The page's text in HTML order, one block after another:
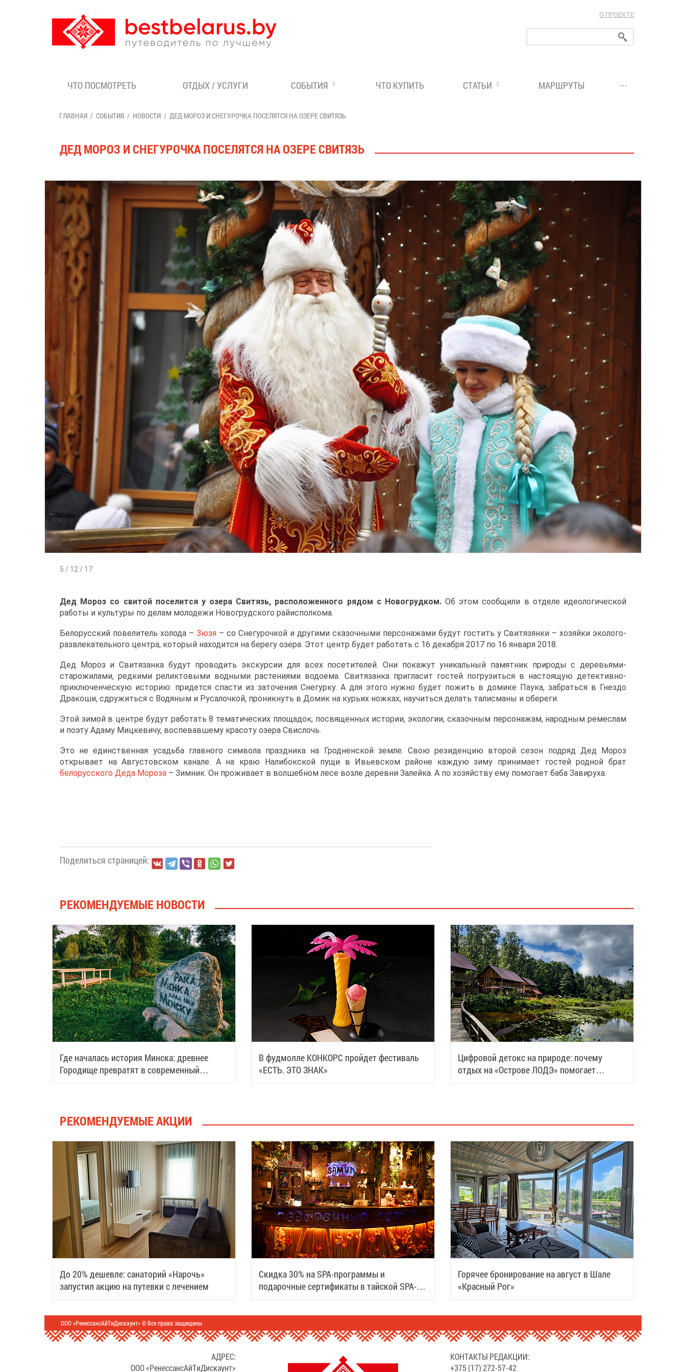
О ПРОЕКТЕ
ЧТО ПОСМОТРЕТЬ ОТДЫХ / УСЛУГИ СОБЫТИЯ ЧТО КУПИТЬ СТАТЬИ МАРШРУТЫ ...
ГЛАВНАЯ СОБЫТИЯ НОВОСТИ ДЕД МОРОЗ И СНЕГУРОЧКА ПОСЕЛЯТСЯ НА ОЗЕРЕ СВИТЯЗЬ
ДЕД МОРОЗ И СНЕГУРОЧКА ПОСЕЛЯТСЯ НА ОЗЕРЕ СВИТЯЗЬ
5 / 12 / 17
Дед Мороз со свитой поселится у озера Свитязь, расположенного рядом с Новогрудком.Об этом сообщили в отделе идеологической
работы и культуры по делам молодежи Новогрудского райисполкома.
Белорусский повелитель холода – Зюзя – со Снегурочкой и другими сказочными персонажами будут гостить у Свитязянки – хозяйки эколого-
развлекательного центра, который находится на берегу озера. Этот центр будет работать с 16 декабря 2017 по 16 января 2018.
Дед Мороз и Свитязанка будут проводить экскурсии для всех посетителей. Они покажут уникальный памятник природы с деревьями-
старожилами, редкими реликтовыми водными растениями водоема. Свитязанка пригласит гостей погрузиться в настоящую детективно-
приключенческую историю: придется спасти из заточения Снегурку. А для этого нужно будет пожить в домике Паука, забраться в Гнездо
Дракоши, сдружиться с Водяным и Русалочкой, проникнуть в Домик на курьих ножках, научиться делать талисманы и обереги.
Этой зимой в центре будут работать 8 тематических площадок, посвященных истории, экологии, сказочным персонажам, народным ремеслам
и поэту Адаму Мицкевичу, воспевавшему красоту озера Свислочь.
Это не единственная усадьба главного символа праздника на Гродненской земле. Свою резиденцию второй сезон подряд Дед Мороз
открывает на Августовском канале. А на краю Налибокской пущи в Ивьевском районе каждую зиму принимает гостей родной брат
белорусского Деда Мороза – Зимник. Он проживает в волшебном лесе возле деревни Залейка. А по хозяйству ему помогает баба Завируха.
Поделиться страницей:
РЕКОМЕНДУЕМЫЕ НОВОСТИ
Где началась история Минска: древнее
Городище превратят в современный
туристический центр
В фудмолле КОНКОРС пройдет фестиваль
«ЕСТЬ. ЭТО ЗНАК»
Цифровой детокс на природе: почему
отдых на «Острове ЛОДЭ» помогает
восстановить силы
РЕКОМЕНДУЕМЫЕ АКЦИИ
До 20% дешевле: санаторий «Нарочь»
запустил акцию на путевки с лечением
Скидка 30% на SPA-программы и
подарочные сертификаты в тайской SPA-
деревне Samui
Горячее бронирование на август в Шале
«Красный Рог»
ООО «РенессансАйТиДискаунт» © Все права защищены
АДРЕС:
ООО «РенессансАйТиДискаунт»
КОНТАКТЫ РЕДАКЦИИ:
+375 (17) 272-57-42